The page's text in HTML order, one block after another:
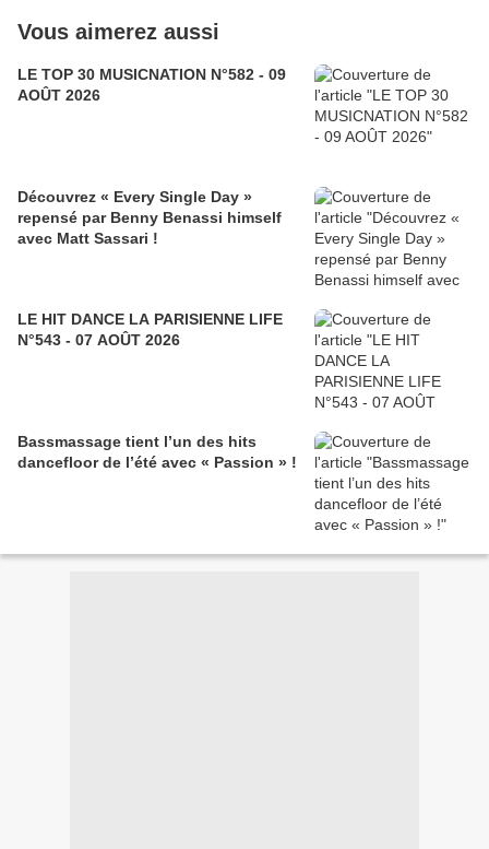
Vous aimerez aussi
LE TOP 30 MUSICNATION N°582 - 09
AOÛT 2026
Découvrez « Every Single Day »
repensé par Benny Benassi himself
avec Matt Sassari !
LE HIT DANCE LA PARISIENNE LIFE
N°543 - 07 AOÛT 2026
Bassmassage tient l’un des hits
dancefloor de l’été avec « Passion » !